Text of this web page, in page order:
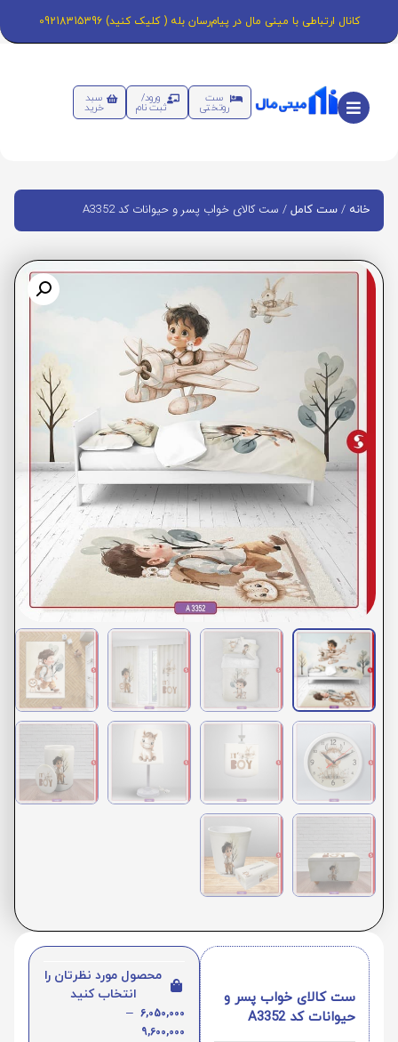
کانال ارتباطی با مینی مال در پیام‌رسان بله ( کلیک کنید) 09218315396
ست
روتختی
ورود/
ثبت نام
سبد
خرید
خانه / ست کامل / ست کالای خواب پسر و حیوانات کد A3352
ست کالای خواب پسر و
حیوانات کد A3352
محصول مورد نظرتان را
انتخاب کنید
6,050,000
–
9,600,000